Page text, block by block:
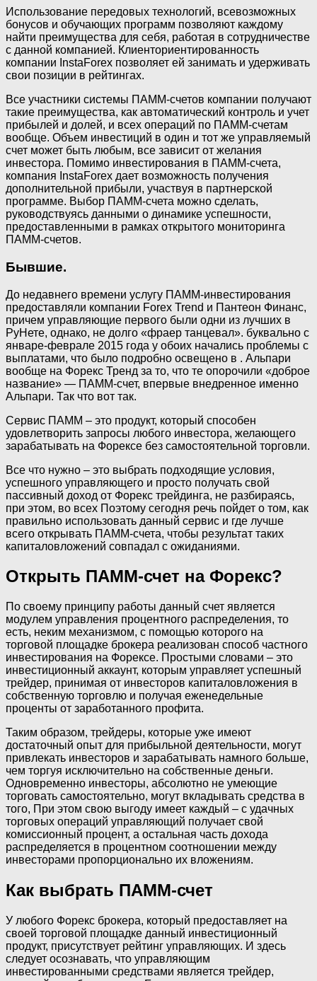
Использование передовых технологий, всевозможных
бонусов и обучающих программ позволяют каждому
найти преимущества для себя, работая в сотрудничестве
с данной компанией. Клиенториентированность
компании InstaForex позволяет ей занимать и удерживать
свои позиции в рейтингах.
Все участники системы ПАММ-счетов компании получают
такие преимущества, как автоматический контроль и учет
прибылей и долей, и всех операций по ПАММ-счетам
вообще. Объем инвестиций в один и тот же управляемый
счет может быть любым, все зависит от желания
инвестора. Помимо инвестирования в ПАММ-счета,
компания InstaForex дает возможность получения
дополнительной прибыли, участвуя в партнерской
программе. Выбор ПАММ-счета можно сделать,
руководствуясь данными о динамике успешности,
предоставленными в рамках открытого мониторинга
ПАММ-счетов.
Бывшие.
До недавнего времени услугу ПАММ-инвестирования
предоставляли компании Forex Trend и Пантеон Финанс,
причем управляющие первого были одни из лучших в
РуНете, однако, не долго «фраер танцевал». буквально с
январе-феврале 2015 года у обоих начались проблемы с
выплатами, что было подробно освещено в . Альпари
вообще на Форекс Тренд за то, что те опорочили «доброе
название» — ПАММ-счет, впервые внедренное именно
Альпари. Так что вот так.
Сервис ПАММ – это продукт, который способен
удовлетворить запросы любого инвестора, желающего
зарабатывать на Форексе без самостоятельной торговли.
Все что нужно – это выбрать подходящие условия,
успешного управляющего и просто получать свой
пассивный доход от Форекс трейдинга, не разбираясь,
при этом, во всех Поэтому сегодня речь пойдет о том, как
правильно использовать данный сервис и где лучше
всего открывать ПАММ-счета, чтобы результат таких
капиталовложений совпадал с ожиданиями.
Открыть ПАММ-счет на Форекс?
По своему принципу работы данный счет является
модулем управления процентного распределения, то
есть, неким механизмом, с помощью которого на
торговой площадке брокера реализован способ частного
инвестирования на Форексе. Простыми словами – это
инвестиционный аккаунт, которым управляет успешный
трейдер, принимая от инвесторов капиталовложения в
собственную торговлю и получая еженедельные
проценты от заработанного профита.
Таким образом, трейдеры, которые уже имеют
достаточный опыт для прибыльной деятельности, могут
привлекать инвесторов и зарабатывать намного больше,
чем торгуя исключительно на собственные деньги.
Одновременно инвесторы, абсолютно не умеющие
торговать самостоятельно, могут вкладывать средства в
того, При этом свою выгоду имеет каждый – с удачных
торговых операций управляющий получает свой
комиссионный процент, а остальная часть дохода
распределяется в процентном соотношении между
инвесторами пропорционально их вложениям.
Как выбрать ПАММ-счет
У любого Форекс брокера, который предоставляет на
своей торговой площадке данный инвестиционный
продукт, присутствует рейтинг управляющих. И здесь
следует осознавать, что управляющим
инвестированными средствами является трейдер,